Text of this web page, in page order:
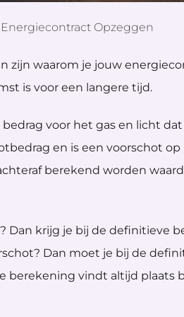
Energiecontract Opzeggen
zijn waarom je jouw
is voor een langere tijd.
voor het gas en licht
en is een voorschot
berekend worden
Dan krijg je bij de definitieve
Dan moet je bij de
berekening vindt altijd plaats